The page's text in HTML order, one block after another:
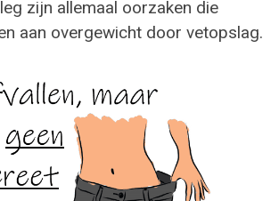
zijn allemaal oorzaken die
aan overgewicht door vetopslag.